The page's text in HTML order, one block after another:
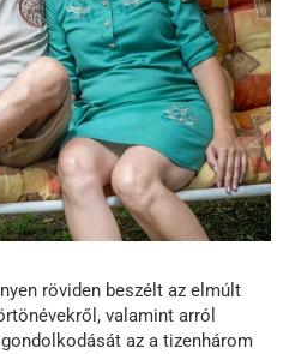
röviden beszélt az elmúlt
valamint arról
az a tizenhárom